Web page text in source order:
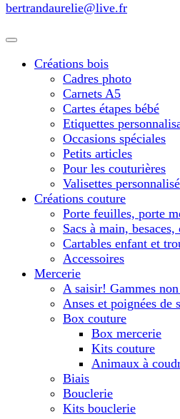
bertrandaurelie@live.fr
Créations bois
Cadres photo
Carnets A5
Cartes étapes bébé
Etiquettes
Occasions spéciales
Petits articles
Pour les couturières
Valisettes
Créations couture
Porte feuilles, porte
Sacs à main,
Cartables enfant et
Accessoires
Mercerie
A saisir! Gammes
Anses et poignées de
Box couture
Box mercerie
Kits couture
Animaux à
Biais
Bouclerie
Kits bouclerie